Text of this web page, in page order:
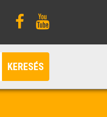
KERESÉS